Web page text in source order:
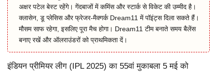
अक्षर पटेल बेस्ट रहेंगे। गेंदबाजों में कमिंस और स्टार्क से विकेट की उम्मीद है।
क्लासेन, डू प्लेसिस और फ्रेजर-मैक्गर्क Dream11 में पॉइंट्स दिला सकते हैं।
मौसम साफ रहेगा, इसलिए पूरा मैच होगा। Dream11 टीम बनाते समय बैलेंस
बनाए रखें और ऑलराउंडरों को प्राथमिकता दें।
इंडियन प्रीमियर लीग (IPL 2025) का 55वां मुकाबला 5 मई को